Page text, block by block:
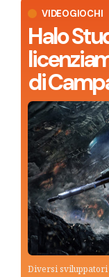
VIDEOGIOCHI
Halo
di
Diversi